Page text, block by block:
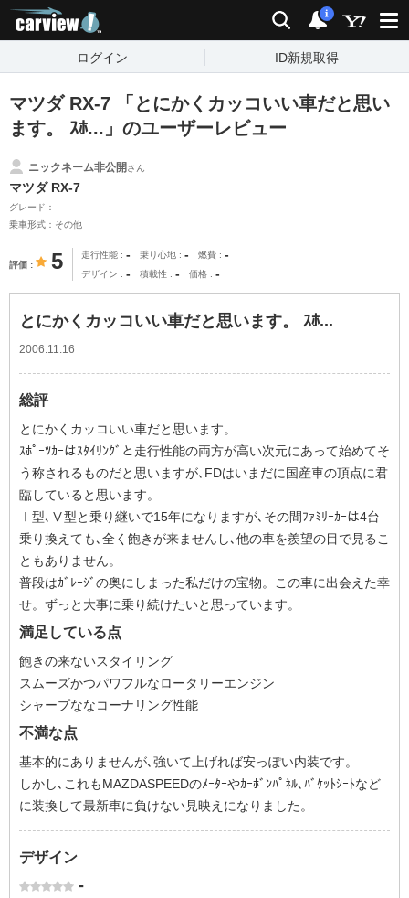
検索 通知
i
ログイン ID新規取得
マツダ RX-7 「とにかくカッコいい車だと思い
ます。 ｽﾎ...」のユーザーレビュー
ニックネーム非公開さん
マツダ RX-7
グレード：-
乗車形式：その他
評価 5 走行性能 - 乗り心地 - 燃費 -
デザイン - 積載性 - 価格 -
とにかくカッコいい車だと思います。 ｽﾎ...
2006.11.16
総評
とにかくカッコいい車だと思います。
ｽﾎﾟｰﾂｶｰはｽﾀｲﾘﾝｸﾞと走行性能の両方が高い次元にあって始めてそ
う称されるものだと思いますが､FDはいまだに国産車の頂点に君
臨していると思います。
Ⅰ型､Ⅴ型と乗り継いで15年になりますが､その間ﾌｧﾐﾘｰｶｰは4台
乗り換えても､全く飽きが来ませんし､他の車を羨望の目で見るこ
ともありません。
普段はｶﾞﾚｰｼﾞの奥にしまった私だけの宝物。この車に出会えた幸
せ。ずっと大事に乗り続けたいと思っています。
満足している点
飽きの来ないスタイリング
スムーズかつパワフルなロータリーエンジン
シャープななコーナリング性能
不満な点
基本的にありませんが､強いて上げれば安っぽい内装です。
しかし､これもMAZDASPEEDのﾒｰﾀｰやｶｰﾎﾞﾝﾊﾟﾈﾙ､ﾊﾞｹｯﾄｼｰﾄなど
に装換して最新車に負けない見映えになりました。
デザイン
-